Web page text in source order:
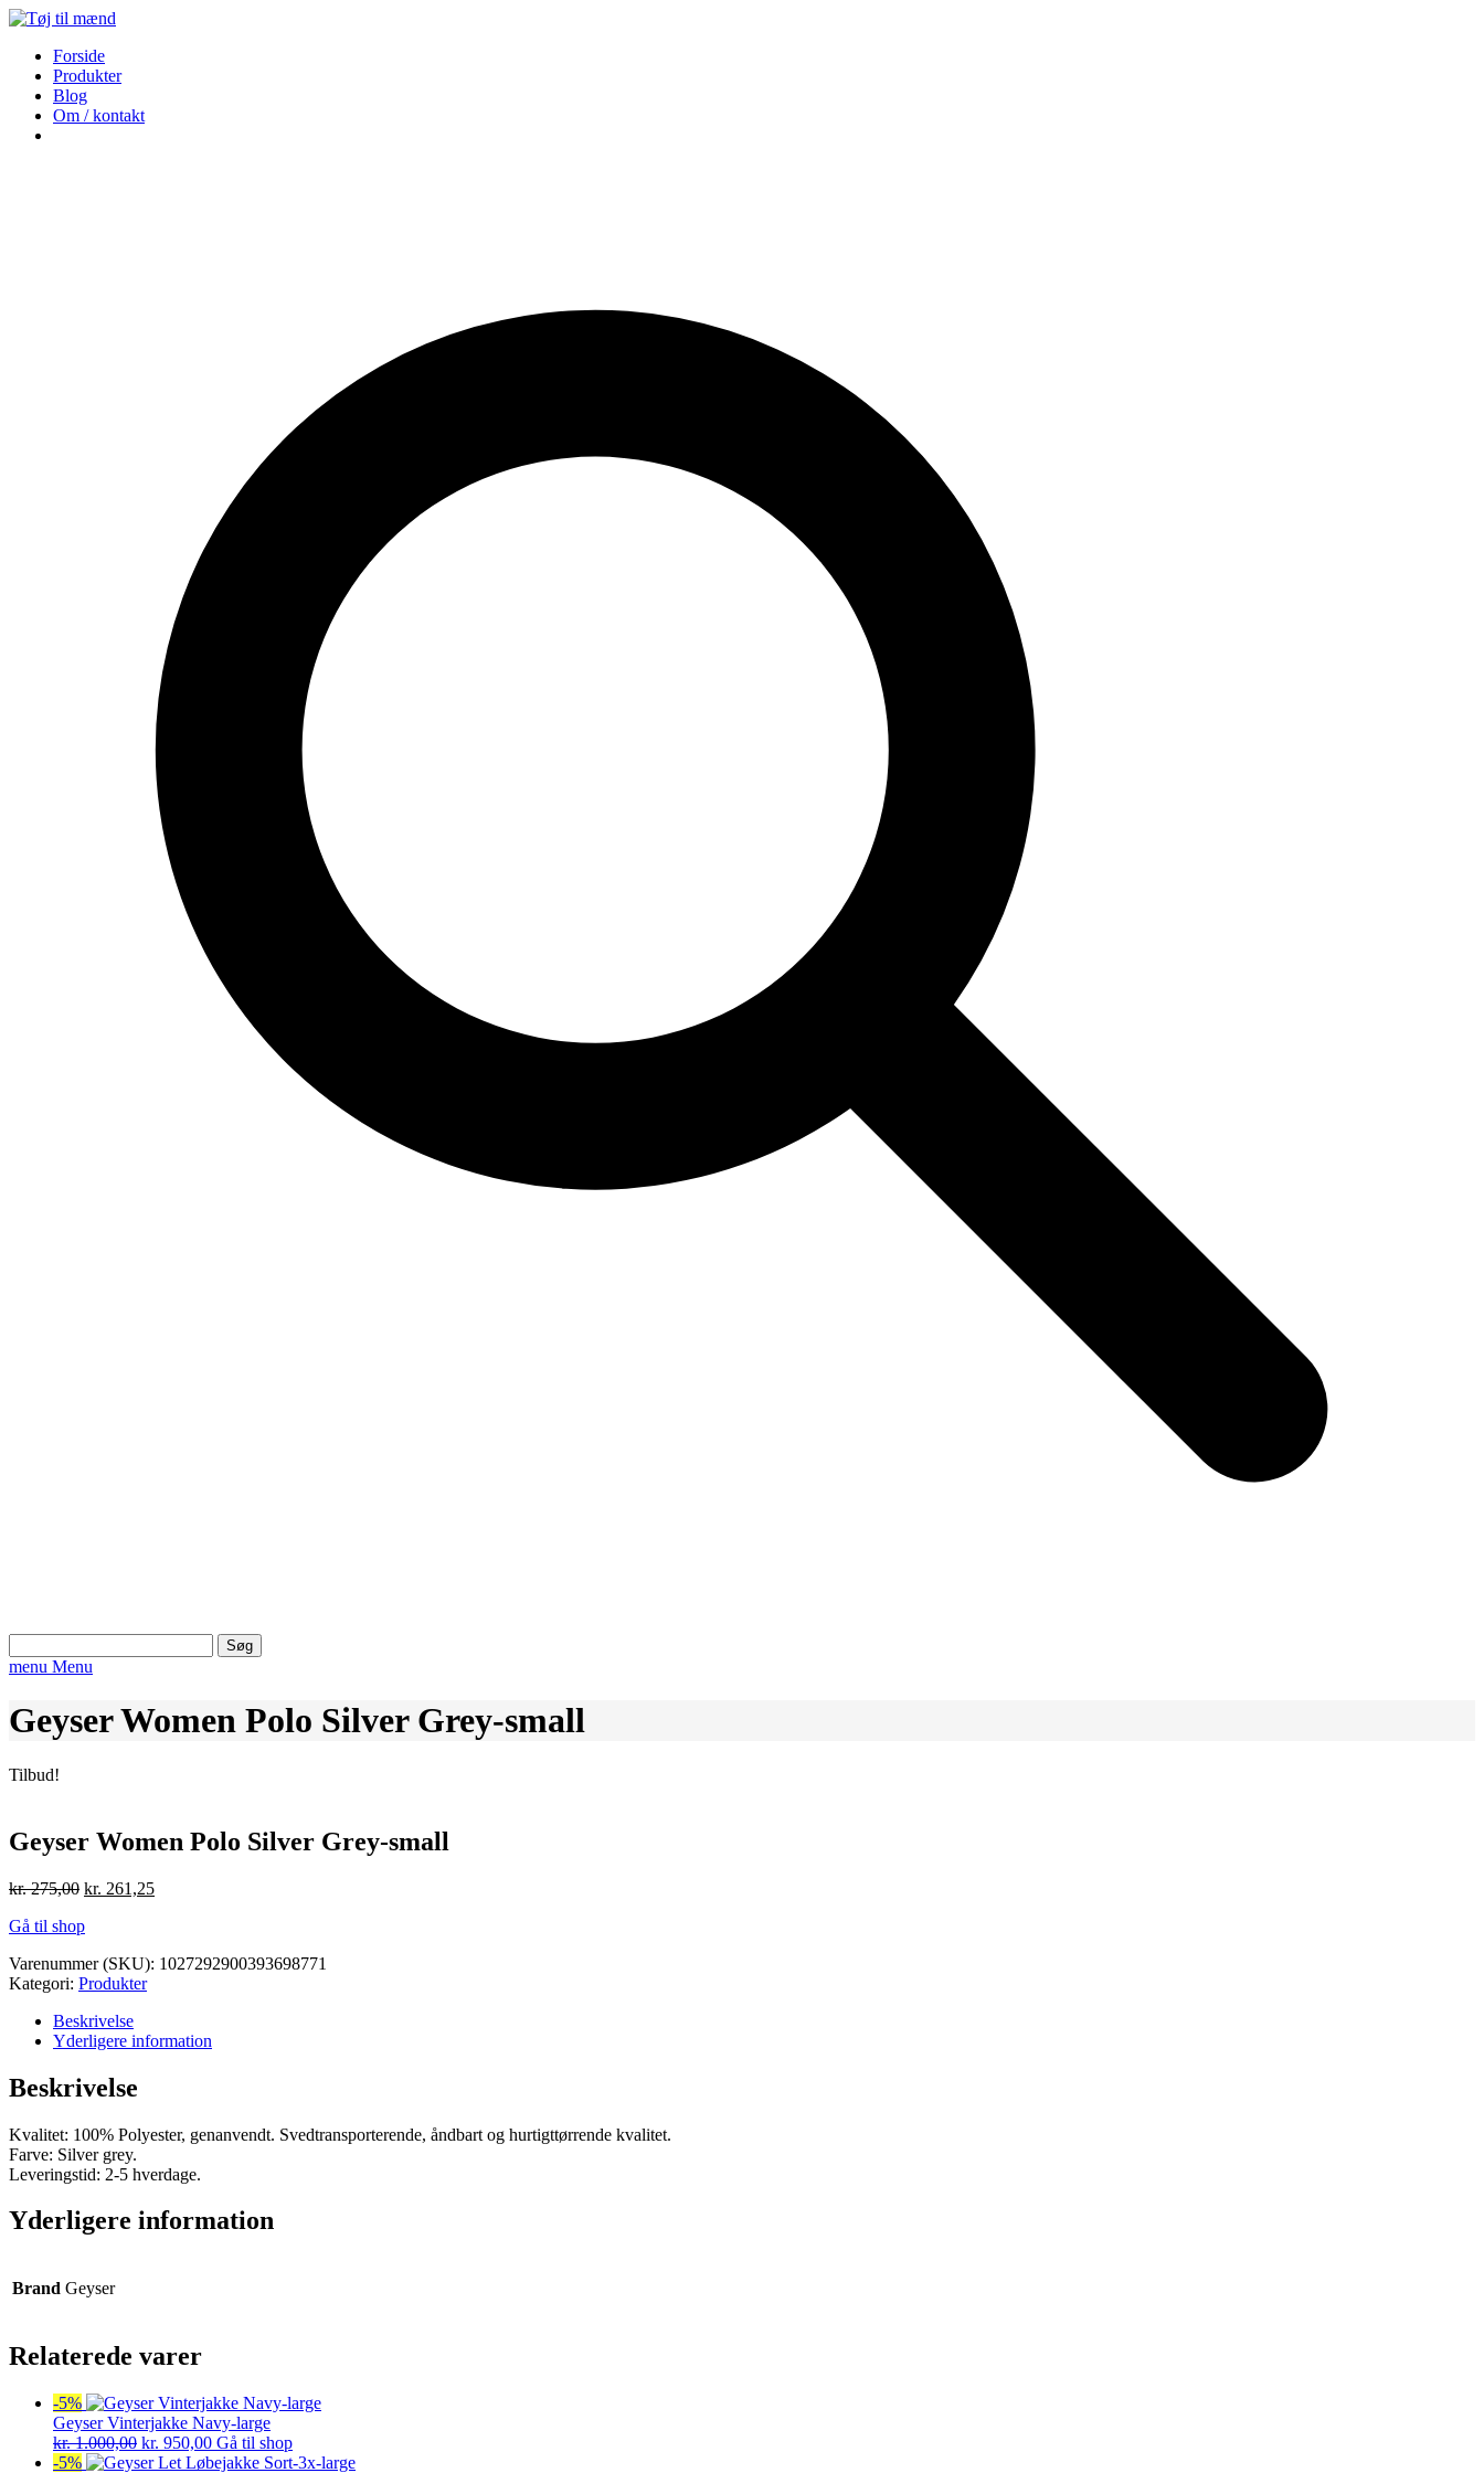
Forside
Produkter
Blog
Om / kontakt
efter:
menu Menu
Geyser Women Polo Silver Grey-small
Tilbud!
Geyser Women Polo Silver Grey-small
kr.275,00 Den
pris
kr. 275,00.
kr. 261,25Den
kr. 261,25.
Gå til shop
Varenummer (SKU): 1027292900393698771
Kategori: Produkter
Beskrivelse
Yderligere information
Beskrivelse
Kvalitet: 100% Polyester, genanvendt. Svedtransporterende, åndbart og hurtigttørrende kvalitet.
Farve: Silver grey.
Leveringstid: 2-5 hverdage.
Yderligere information
Brand Geyser
Relaterede varer
-5%
Geyser Vinterjakke Navy-large
kr.1.000,00 Den
oprindelige
kr. 950,00Den
aktuelle
Gå til shop
-5%